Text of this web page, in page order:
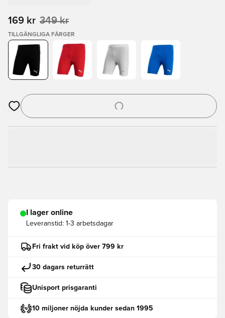
169 kr 349 kr
TILLGÄNGLIGA FÄRGER
Öppnar en Modal för att logga in eller registrera dig som
I lager online
Leveranstid: 1-3 arbetsdagar
Fri frakt vid köp över 799 kr
30 dagars returrätt
Unisport prisgaranti
10 miljoner nöjda kunder sedan 1995